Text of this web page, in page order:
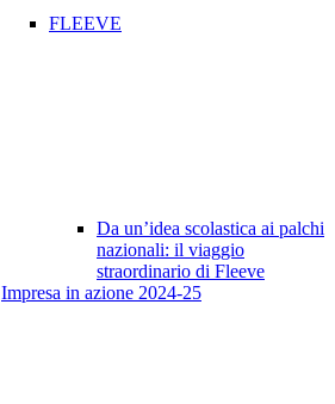
FLEEVE
Da un’idea scolastica ai palchi
nazionali: il viaggio
straordinario di Fleeve
Impresa in azione 2024-25